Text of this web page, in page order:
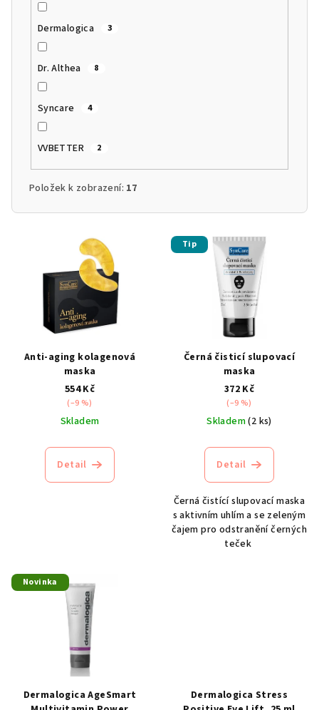
Dermalogica 3
Dr. Althea 8
Syncare 4
VVBETTER 2
Položek k zobrazení: 17
Anti-aging kolagenová
maska
554 Kč
(–9 %)
Skladem
Detail
Tip
Černá čisticí slupovací
maska
372 Kč
(–9 %)
Skladem(2 ks)
Detail
Černá čistící slupovací maska
s aktivním uhlím a se zeleným
čajem pro odstranění černých
teček
Novinka
Dermalogica AgeSmart
Dermalogica Stress